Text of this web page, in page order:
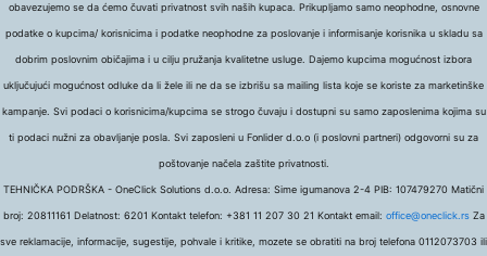
obavezujemo se da ćemo čuvati privatnost svih naših kupaca. Prikupljamo samo neophodne, osnovne
podatke o kupcima/ korisnicima i podatke neophodne za poslovanje i informisanje korisnika u skladu sa
dobrim poslovnim običajima i u cilju pružanja kvalitetne usluge. Dajemo kupcima mogućnost izbora
uključujući mogućnost odluke da li žele ili ne da se izbrišu sa mailing lista koje se koriste za marketinške
kampanje. Svi podaci o korisnicima/kupcima se strogo čuvaju i dostupni su samo zaposlenima kojima su
ti podaci nužni za obavljanje posla. Svi zaposleni u Fonlider d.o.o (i poslovni partneri) odgovorni su za
poštovanje načela zaštite privatnosti.
TEHNIČKA PODRŠKA - OneClick Solutions d.o.o. Adresa: Sime igumanova 2-4 PIB: 107479270 Matični
broj: 20811161 Delatnost: 6201 Kontakt telefon: +381 11 207 30 21 Kontakt email: office@oneclick.rsZa
sve reklamacije, informacije, sugestije, pohvale i kritike, mozete se obratiti na broj telefona 0112073703 ili